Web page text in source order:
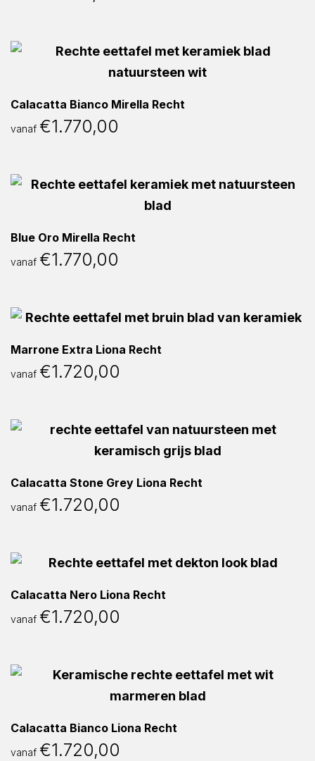
Calacatta Bianco Mirella Recht
vanaf €1.770,00
Blue Oro Mirella Recht
vanaf €1.770,00
Marrone Extra Liona Recht
vanaf €1.720,00
Calacatta Stone Grey Liona Recht
vanaf €1.720,00
Calacatta Nero Liona Recht
vanaf €1.720,00
Calacatta Bianco Liona Recht
vanaf €1.720,00